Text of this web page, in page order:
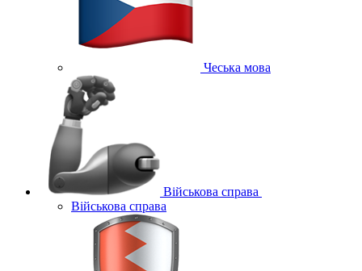
Чеська мова
Військова справа
Військова справа